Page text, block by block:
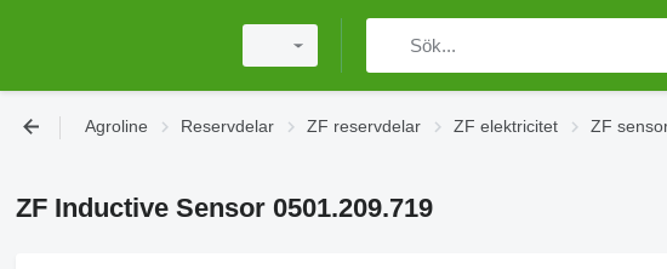
Agroline Reservdelar ZF reservdelar ZF elektricitet ZF
ZF Inductive Sensor 0501.209.719